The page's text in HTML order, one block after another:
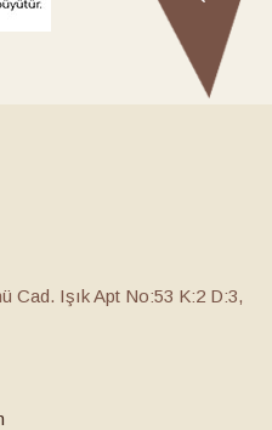
Cad. Işık Apt No:53 K:2 D:3,